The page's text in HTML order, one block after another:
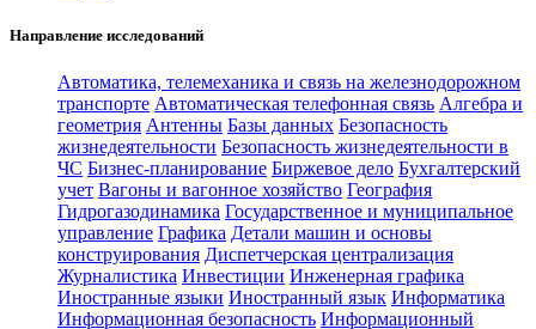
Направление исследований
Автоматика, телемеханика и связь на железнодорожном
транспорте Автоматическая телефонная связь Алгебра и
геометрия Антенны Базы данных Безопасность
жизнедеятельности Безопасность жизнедеятельности в
ЧС Бизнес-планирование Биржевое дело Бухгалтерский
учет Вагоны и вагонное хозяйство География
Гидрогазодинамика Государственное и муниципальное
управление Графика Детали машин и основы
конструирования Диспетчерская централизация
Журналистика Инвестиции Инженерная графика
Иностранные языки Иностранный язык Информатика
Информационная безопасность Информационный